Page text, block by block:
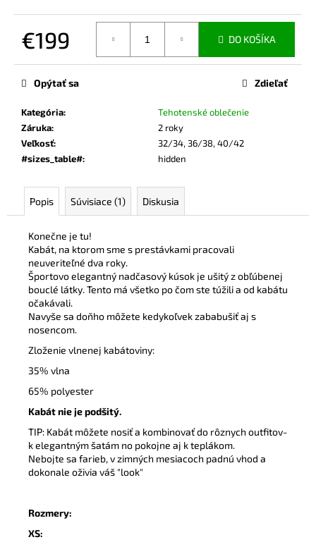
€199 DO KOŠÍKA
Kategória:
Tehotenské oblečenie
Záruka:
2 roky
Veľkosť:
32/34, 36/38, 40/42
#sizes_table#: hidden
Opýtať sa Zdieľať
Popis Súvisiace (1) Diskusia
Konečne je tu!
Kabát, na ktorom sme s prestávkami pracovali
neuveriteľné dva roky.
Športovo elegantný nadčasový kúsok je ušitý z obľúbenej
bouclé látky. Tento má všetko po čom ste túžili a od kabátu
očakávali.
Navyše sa doňho môžete kedykoľvek zababušiť aj s
nosencom.
Zloženie vlnenej kabátoviny:
35% vlna
65% polyester
Kabát nie je podšitý.
TIP: Kabát môžete nosiť a kombinovať do rôznych outfitov-
k elegantným šatám no pokojne aj k teplákom.
Nebojte sa farieb, v zimných mesiacoch padnú vhod a
dokonale oživia váš "look"
Rozmery:
XS: